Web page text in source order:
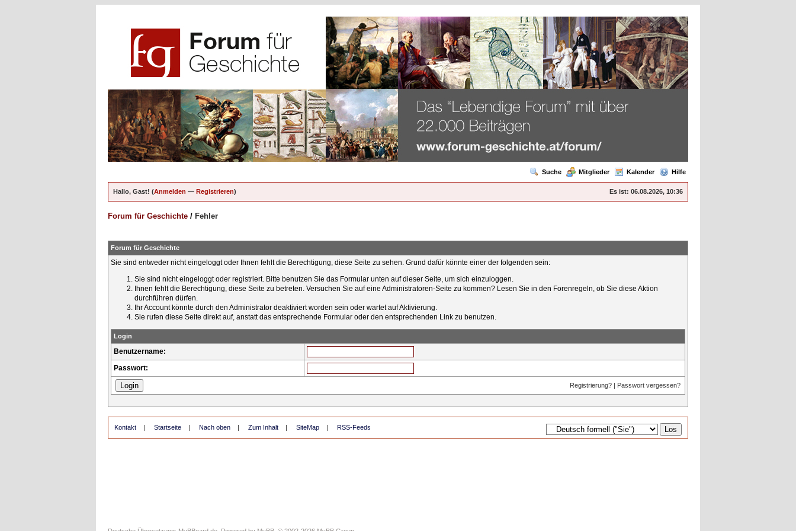
Suche Mitglieder Kalender Hilfe
Es ist: 06.08.2026, 10:36
Hallo, Gast! (Anmelden — Registrieren)
Forum für Geschichte / Fehler
Forum für Geschichte
Sie sind entweder nicht eingeloggt oder Ihnen fehlt die Berechtigung, diese Seite zu sehen. Grund dafür könnte einer der folgenden sein:
Sie sind nicht eingeloggt oder registriert. Bitte benutzen Sie das Formular unten auf dieser Seite, um sich einzuloggen.
Ihnen fehlt die Berechtigung, diese Seite zu betreten. Versuchen Sie auf eine Administratoren-Seite zu kommen? Lesen Sie in den Forenregeln, ob Sie diese Aktion
durchführen dürfen.
Ihr Account könnte durch den Administrator deaktiviert worden sein oder wartet auf Aktivierung.
Sie rufen diese Seite direkt auf, anstatt das entsprechende Formular oder den entsprechenden Link zu benutzen.
Login
Benutzername:
Passwort:
Registrierung? | Passwort vergessen?
Kontakt | Startseite | Nach oben | Zum Inhalt | SiteMap | RSS-Feeds